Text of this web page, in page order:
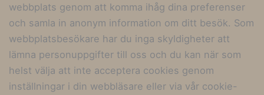
webbplats genom att komma ihåg dina preferenser
och samla in anonym information om ditt besök. Som
webbplatsbesökare har du inga skyldigheter att
lämna personuppgifter till oss och du kan när som
helst välja att inte acceptera cookies genom
inställningar i din webbläsare eller via vår cookie-